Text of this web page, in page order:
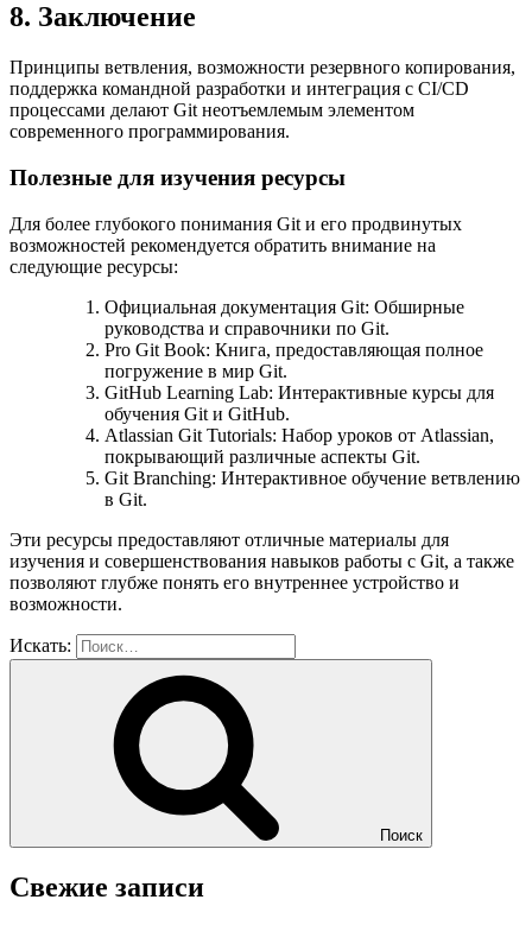
8. Заключение
Принципы ветвления, возможности резервного копирования,
поддержка командной разработки и интеграция с CI/CD
процессами делают Git неотъемлемым элементом
современного программирования.
Полезные для изучения ресурсы
Для более глубокого понимания Git и его продвинутых
возможностей рекомендуется обратить внимание на
следующие ресурсы:
Официальная документация Git: Обширные
руководства и справочники по Git.
Pro Git Book: Книга, предоставляющая полное
погружение в мир Git.
GitHub Learning Lab: Интерактивные курсы для
обучения Git и GitHub.
Atlassian Git Tutorials: Набор уроков от Atlassian,
покрывающий различные аспекты Git.
Git Branching: Интерактивное обучение ветвлению
в Git.
Эти ресурсы предоставляют отличные материалы для
изучения и совершенствования навыков работы с Git, а также
позволяют глубже понять его внутреннее устройство и
возможности.
Искать:
Поиск
Свежие записи